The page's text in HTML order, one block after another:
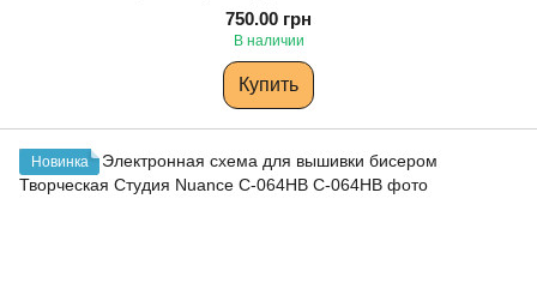
750.00 грн
В наличии
Купить
Новинка